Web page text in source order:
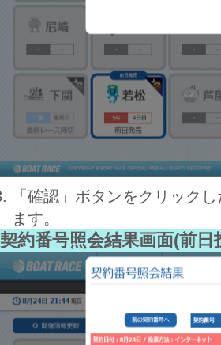
「確認」ボタンをクリック
ます。
契約番号照会結果画面(前日